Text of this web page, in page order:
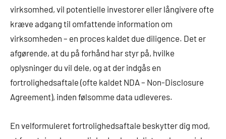
virksomhed, vil potentielle investorer eller långivere ofte
kræve adgang til omfattende information om
virksomheden – en proces kaldet due diligence. Det er
afgørende, at du på forhånd har styr på, hvilke
oplysninger du vil dele, og at der indgås en
fortrolighedsaftale (ofte kaldet NDA – Non-Disclosure
Agreement), inden følsomme data udleveres.
En velformuleret fortrolighedsaftale beskytter dig mod,